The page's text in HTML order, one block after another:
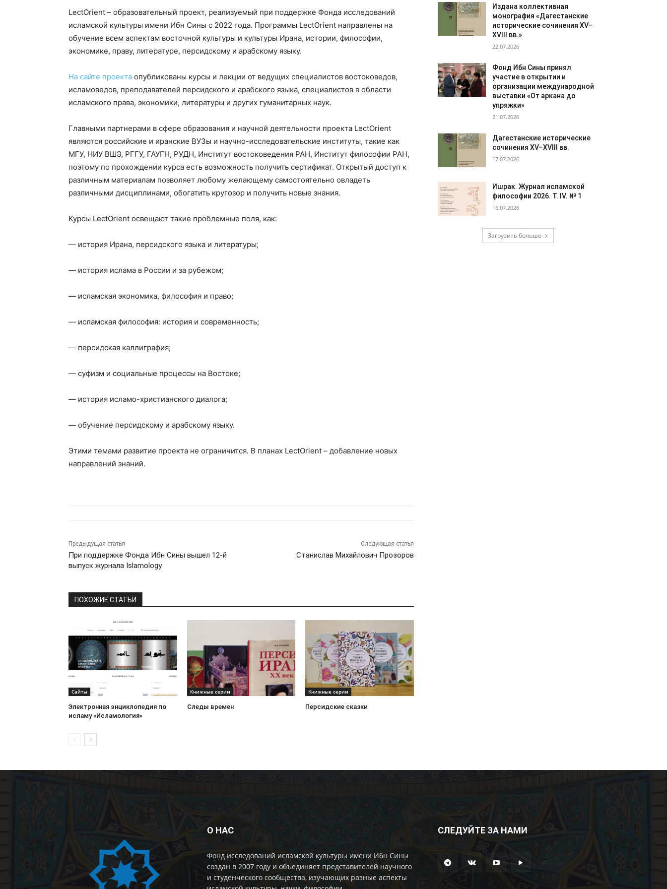
LectOrient – образовательный проект, реализуемый при поддержке Фонда исследований
исламской культуры имени Ибн Сины с 2022 года. Программы LectOrient направлены на
обучение всем аспектам восточной культуры и культуры Ирана, истории, философии,
экономике, праву, литературе, персидскому и арабскому языку.
На сайте проекта опубликованы курсы и лекции от ведущих специалистов востоковедов,
исламоведов, преподавателей персидского и арабского языка, специалистов в области
исламского права, экономики, литературы и других гуманитарных наук.
Главными партнерами в сфере образования и научной деятельности проекта LectOrient
являются российские и иранские ВУЗы и научно-исследовательские институты, такие как
МГУ, НИУ ВШЭ, РГГУ, ГАУГН, РУДН, Институт востоковедения РАН, Институт философии РАН,
поэтому по прохождении курса есть возможность получить сертификат. Открытый доступ к
различным материалам позволяет любому желающему самостоятельно овладеть
различными дисциплинами, обогатить кругозор и получить новые знания.
Курсы LectOrient освещают такие проблемные поля, как:
— история Ирана, персидского языка и литературы;
— история ислама в России и за рубежом;
— исламская экономика, философия и право;
— исламская философия: история и современность;
— персидская каллиграфия;
— суфизм и социальные процессы на Востоке;
— история исламо-христианского диалога;
— обучение персидскому и арабскому языку.
Этими темами развитие проекта не ограничится. В планах LectOrient – добавление новых
направлений знаний.
Предыдущая статья
При поддержке Фонда Ибн Сины вышел 12-й
выпуск журнала Islamology
Следующая статья
Станислав Михайлович Прозоров
ПОХОЖИЕ СТАТЬИ
Сайты
Электронная энциклопедия по
исламу «Исламология»
Книжные серии
Следы времен
Книжные серии
Персидские сказки
Издана коллективная
монография «Дагестанские
исторические сочинения XV–
XVIII вв.»
22.07.2026
Фонд Ибн Сины принял
участие в открытии и
организации международной
выставки «От аркана до
упряжки»
21.07.2026
Дагестанские исторические
сочинения XV–XVIII вв.
17.07.2026
Ишрак. Журнал исламской
философии 2026. Т. IV. № 1
16.07.2026
Загрузить больше
О НАС
Фонд исследований исламской культуры имени Ибн Сины
создан в 2007 году и объединяет представителей научного
и студенческого сообщества, изучающих разные аспекты
СЛЕДУЙТЕ ЗА НАМИ